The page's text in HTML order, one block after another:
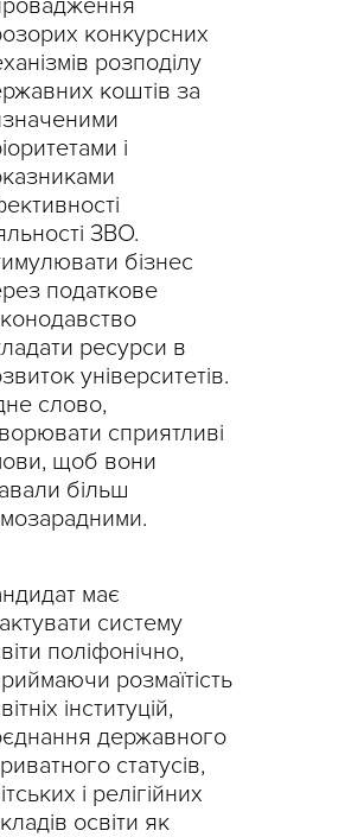
конкурсних
розподілу
коштів за
і
ЗВО.
бізнес
податкове
ресурси в
університетів.
слово,
сприятливі
щоб вони
більш
має
систему
поліфонічно,
розмаїтість
інституцій,
державного
статусів,
і релігійних
освіти як